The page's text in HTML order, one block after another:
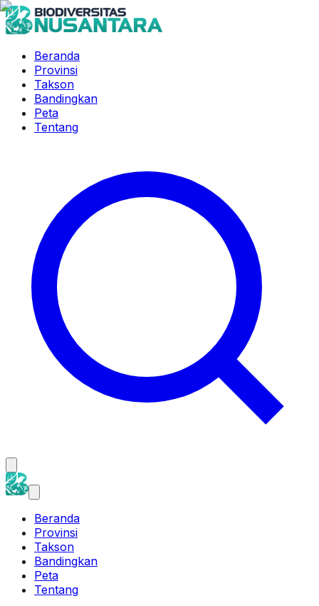
Beranda
Provinsi
Takson
Bandingkan
Peta
Tentang
Beranda
Provinsi
Takson
Bandingkan
Peta
Tentang